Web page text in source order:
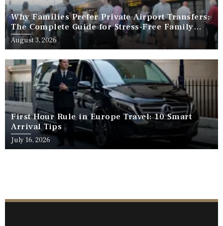
Why Families Prefer Private Airport Transfers:
The Complete Guide for Stress-Free Family
Travel
August 3, 2026
First Hour Rule in Europe Travel: 10 Smart
Arrival Tips
July 16, 2026